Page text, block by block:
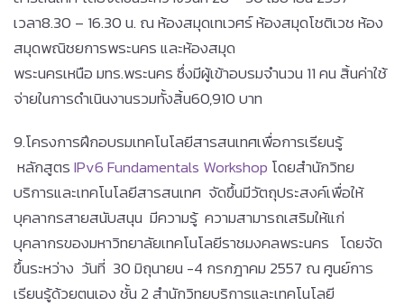
เวลา8.30 – 16.30 น. ณ ห้องสมุดเทเวศร์ ห้องสมุดโชติเวช ห้อง
สมุดพณิชยการพระนคร และห้องสมุด
พระนครเหนือ มทร.พระนคร ซึ่งมีผู้เข้าอบรมจำนวน 11 คน สิ้นค่าใช้
จ่ายในการดำเนินงานรวมทั้งสิ้น60,910 บาท
9.โครงการฝึกอบรมเทคโนโลยีสารสนเทศเพื่อการเรียนรู้
หลักสูตรIPv6 Fundamentals Workshop โดยสำนักวิทย
บริการและเทคโนโลยีสารสนเทศ จัดขึ้นมีวัตถุประสงค์เพื่อให้
บุคลากรสายสนับสนุน มีความรู้ ความสามารถเสริมให้แก่
บุคลากรของมหาวิทยาลัยเทคโนโลยีราชมงคลพระนคร โดยจัด
ขึ้นระหว่าง วันที่ 30 มิถุนายน -4 กรกฎาคม 2557 ณ ศูนย์การ
เรียนรู้ด้วยตนเอง ชั้น 2 สำนักวิทยบริการและเทคโนโลยี